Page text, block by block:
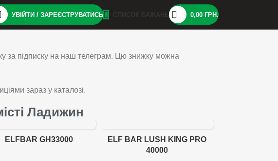
УВІЙТИ / ЗАРЕЄСТРУВАТИСЬ 0,00 ГРН.
за підписку на наш телеграм. Цю знижку можна
зараз у каталозі.
Ладижин
ELFBAR GH33000
ELF BAR LUSH KING PRO
40000